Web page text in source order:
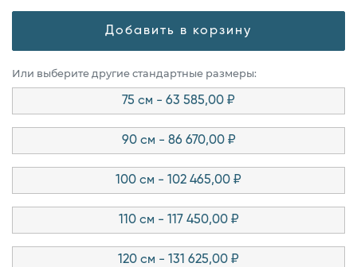
Добавить в корзину
Или выберите другие стандартные размеры:
75 см - 63 585,00 ₽
90 см - 86 670,00 ₽
100 см - 102 465,00 ₽
110 см - 117 450,00 ₽
120 см - 131 625,00 ₽